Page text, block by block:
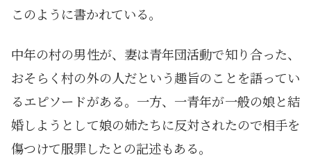
このように書かれている。
中年の村の男性が、妻は青年団活動で知り合った、
おそらく村の外の人だという趣旨のことを語ってい
るエピソードがある。一方、一青年が一般の娘と結
婚しようとして娘の姉たちに反対されたので相手を
傷つけて服罪したとの記述もある。